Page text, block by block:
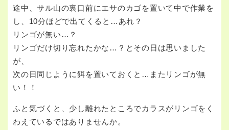
途中、サル山の裏口前にエサのカゴを置いて中で作業を
し、10分ほどで出てくると…あれ？
リンゴが無い…？
リンゴだけ切り忘れたかな…？とその日は思いました
が、
次の日同じように餌を置いておくと…またリンゴが無
い！！
ふと気づくと、少し離れたところでカラスがリンゴをく
わえているではありませんか。